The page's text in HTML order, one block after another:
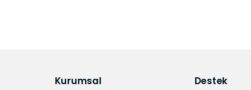
Kurumsal Destek